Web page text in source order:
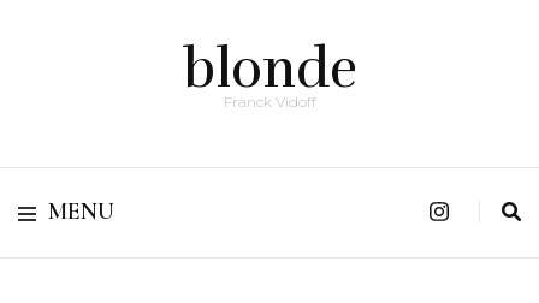
blonde
Franck Vidoff
MENU